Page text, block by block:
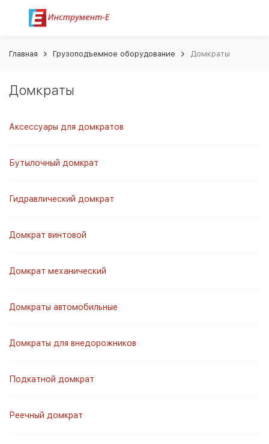
Главная Грузоподъемное оборудование Домкраты
Домкраты
Аксессуары для домкратов
Бутылочный домкрат
Гидравлический домкрат
Домкрат винтовой
Домкрат механический
Домкраты автомобильные
Домкраты для внедорожников
Подкатной домкрат
Реечный домкрат